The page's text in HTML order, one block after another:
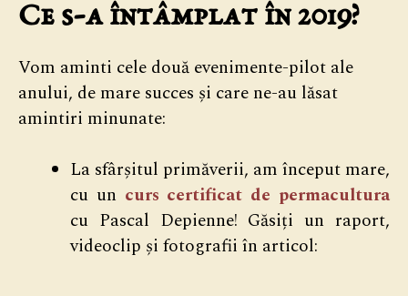
Ce s-a întâmplat în 2019?
Vom aminti cele două evenimente-pilot ale
anului, de mare succes și care ne-au lăsat
amintiri minunate:
La sfârșitul primăverii, am început mare,
cu un curs certificat de permacultura
cu Pascal Depienne! Găsiți un raport,
videoclip și fotografii în articol: